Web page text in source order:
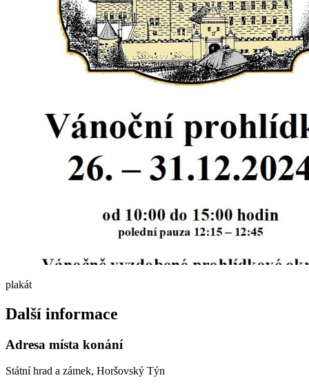
plakát
Další informace
Adresa místa konání
Státní hrad a zámek, Horšovský Týn